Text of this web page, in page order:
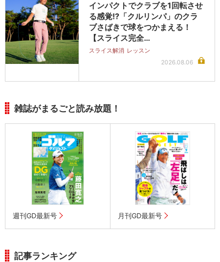
インパクトでクラブを1回転させ
る感覚!?「クルリンパ」のクラ
ブさばきで球をつかまえる！
【スライス完全…
スライス解消 レッスン
2026.08.06
雑誌がまるごと読み放題！
週刊GD最新号 月刊GD最新号
記事ランキング